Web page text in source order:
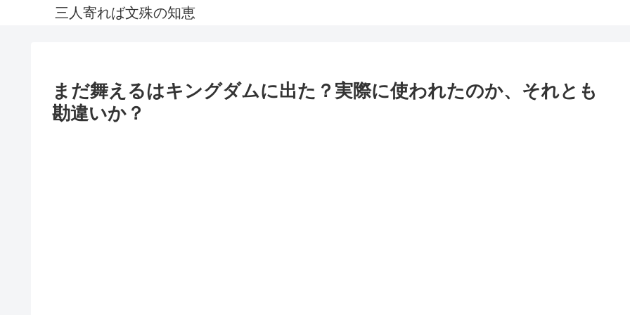
三人寄れば文殊の知恵
まだ舞えるはキングダムに出た？実際に使われたのか、それとも
勘違いか？